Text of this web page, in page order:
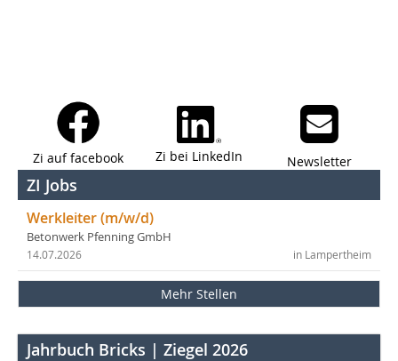
Zi auf facebook Zi bei LinkedIn Newsletter
ZI Jobs
Werkleiter (m/w/d)
Betonwerk Pfenning GmbH
in Lampertheim
14.07.2026
Mehr Stellen
Jahrbuch Bricks | Ziegel 2026